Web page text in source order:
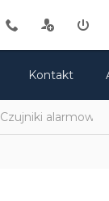
Kontakt
Czujniki alarmowe